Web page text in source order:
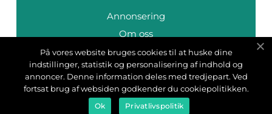
Annonsering
Om oss
Cookies
Kontakta oss
Sitemap
På vores website bruges cookies til at huske dine
indstillinger, statistik og personalisering af indhold og
annoncer. Denne information deles med tredjepart. Ved
fortsat brug af websiden godkender du cookiepolitikken.
Ok Privatlivspolitik